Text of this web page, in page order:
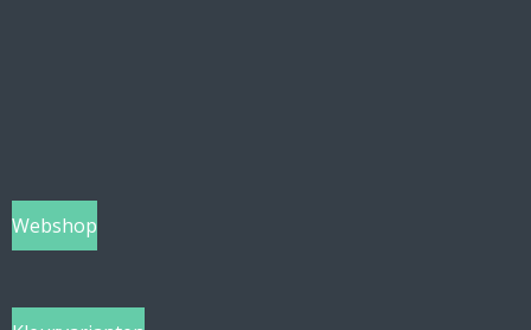
Webshop